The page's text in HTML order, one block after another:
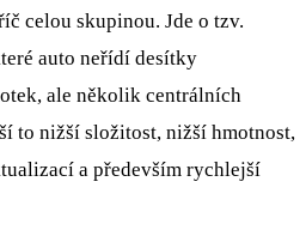
celou skupinou. Jde o tzv.
auto neřídí desítky
ale několik centrálních
to nižší složitost, nižší hmotnost,
a především rychlejší